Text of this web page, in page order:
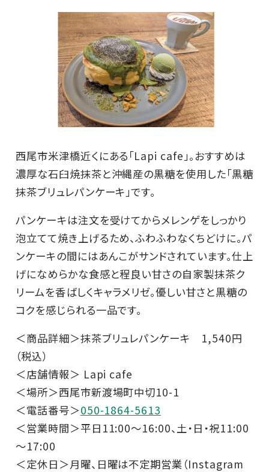
西尾市米津橋近くにある「Lapi cafe」。おすすめは
濃厚な石臼焼抹茶と沖縄産の黒糖を使用した「黒糖
抹茶ブリュレパンケーキ」です。
パンケーキは注文を受けてからメレンゲをしっかり
泡立てて焼き上げるため、ふわふわなくちどけに。パ
ンケーキの間にはあんこがサンドされています。仕上
げになめらかな食感と程良い甘さの自家製抹茶ク
リームを香ばしくキャラメリゼ。優しい甘さと黒糖の
コクを感じられる一品です。
＜商品詳細＞抹茶ブリュレパンケーキ 1,540円
（税込）
＜店舗情報＞ Lapi cafe
＜場所＞西尾市新渡場町中切10-1
＜電話番号＞050-1864-5613
＜営業時間＞平日11:00～16:00、土・日・祝11:00
～17:00
＜定休日＞月曜、日曜は不定期営業（Instagram